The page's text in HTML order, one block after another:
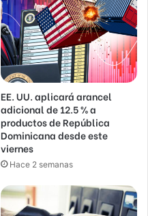
EE. UU. aplicará arancel
adicional de 12.5 % a
productos de República
Dominicana desde este
viernes
Hace 2 semanas